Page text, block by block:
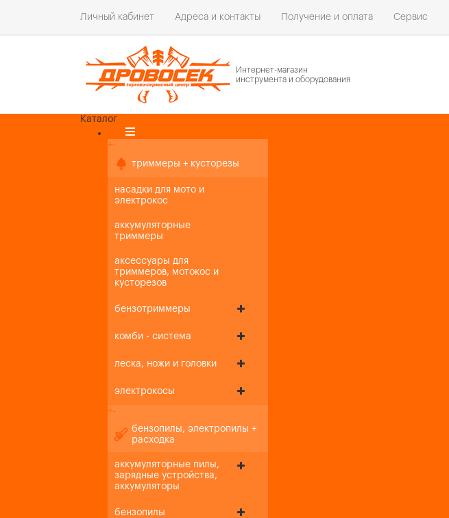
Личный кабинет Адреса и контакты Получение и оплата Сервис
Интернет-магазин
инструмента и оборудования
Каталог
+-
триммеры + кусторезы
насадки для мото и
электрокос
аккумуляторные
триммеры
аксессуары для
триммеров, мотокос и
кусторезов
бензотриммеры
комби - система
леска, ножи и головки
электрокосы
+-
бензопилы, электропилы +
расходка
аккумуляторные пилы,
зарядные устройства,
аккумуляторы
бензопилы